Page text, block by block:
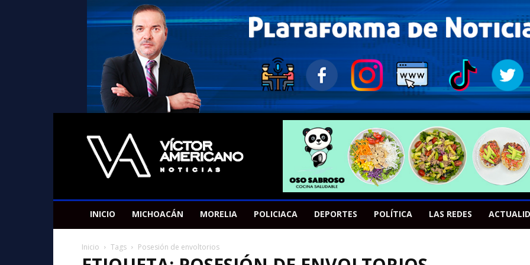
Americano
Victor
INICIO MICHOACÁN MORELIA POLICIACA DEPORTES POLÍTICA LAS REDES
Inicio Tags Posesión de envoltorios